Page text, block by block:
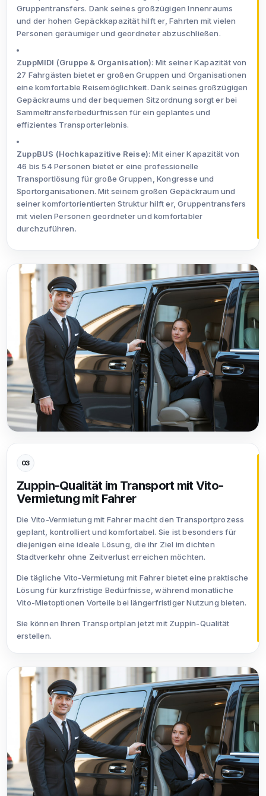
Gruppentransfers. Dank seines großzügigen Innenraums
und der hohen Gepäckkapazität hilft er, Fahrten mit vielen
Personen geräumiger und geordneter abzuschließen.
ZuppMIDI (Gruppe & Organisation): Mit seiner Kapazität von
27 Fahrgästen bietet er großen Gruppen und Organisationen
eine komfortable Reisemöglichkeit. Dank seines großzügigen
Gepäckraums und der bequemen Sitzordnung sorgt er bei
Sammeltransferbedürfnissen für ein geplantes und
effizientes Transporterlebnis.
ZuppBUS (Hochkapazitive Reise): Mit einer Kapazität von
46 bis 54 Personen bietet er eine professionelle
Transportlösung für große Gruppen, Kongresse und
Sportorganisationen. Mit seinem großen Gepäckraum und
seiner komfortorientierten Struktur hilft er, Gruppentransfers
mit vielen Personen geordneter und komfortabler
durchzuführen.
03
Zuppin-Qualität im Transport mit Vito-
Vermietung mit Fahrer
Die Vito-Vermietung mit Fahrer macht den Transportprozess
geplant, kontrolliert und komfortabel. Sie ist besonders für
diejenigen eine ideale Lösung, die ihr Ziel im dichten
Stadtverkehr ohne Zeitverlust erreichen möchten.
Die tägliche Vito-Vermietung mit Fahrer bietet eine praktische
Lösung für kurzfristige Bedürfnisse, während monatliche
Vito-Mietoptionen Vorteile bei längerfristiger Nutzung bieten.
Sie können Ihren Transportplan jetzt mit Zuppin-Qualität
erstellen.